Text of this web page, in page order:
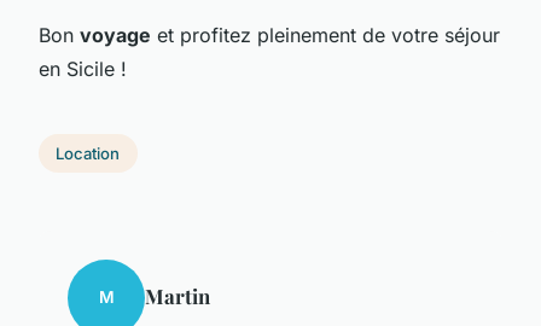
Bon voyage et profitez pleinement de votre séjour
en Sicile !
Location
M Martin